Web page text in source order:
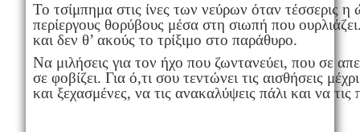
Το τσίμπημα στις ίνες των νεύρων όταν τέσσερις
περίεργους θορύβους μέσα στη σιωπή που
και δεν θ’ ακούς το τρίξιμο στο παράθυρο.
Να μιλήσεις για τον ήχο που ζωντανεύει, που σε
σε φοβίζει. Για ό,τι σου τεντώνει τις αισθήσεις
και ξεχασμένες, να τις ανακαλύψεις πάλι και να